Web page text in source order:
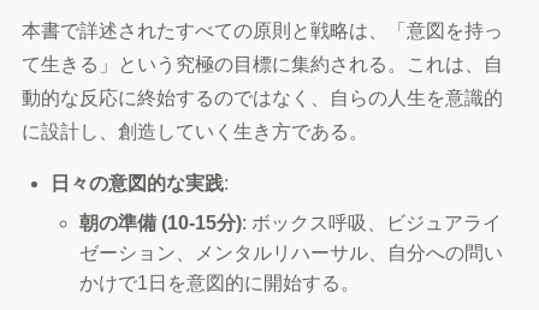
本書で詳述されたすべての原則と戦略は、「意図を持っ
て生きる」という究極の目標に集約される。これは、自
動的な反応に終始するのではなく、自らの人生を意識的
に設計し、創造していく生き方である。
日々の意図的な実践:
朝の準備 (10-15分): ボックス呼吸、ビジュアライ
ゼーション、メンタルリハーサル、自分への問い
かけで1日を意図的に開始する。